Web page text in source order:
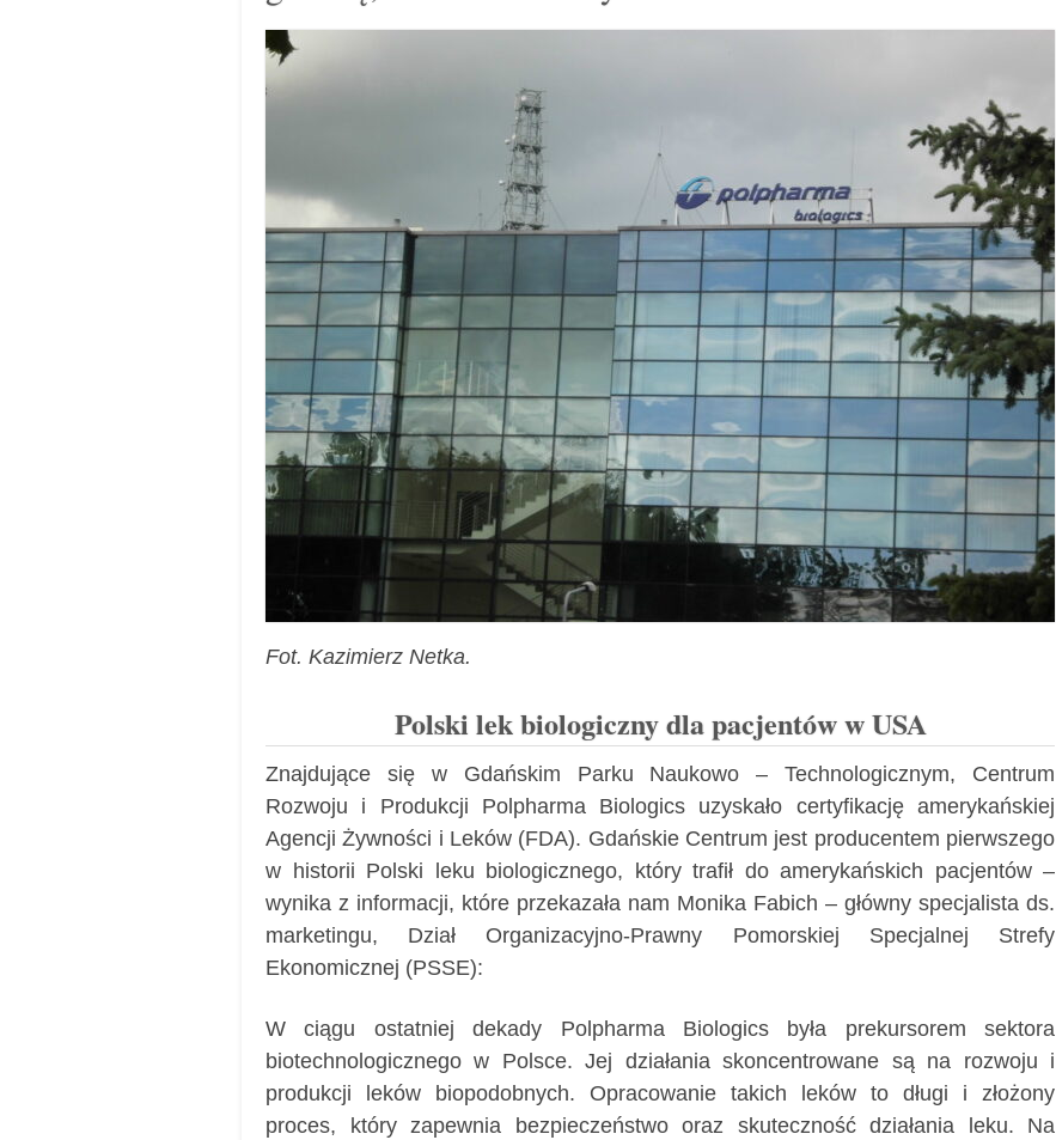
Fot. Kazimierz Netka.
Polski lek biologiczny dla pacjentów w USA
Znajdujące się w Gdańskim Parku Naukowo – Technologicznym, Centrum
Rozwoju i Produkcji Polpharma Biologics uzyskało certyfikację amerykańskiej
Agencji Żywności i Leków (FDA). Gdańskie Centrum jest producentem pierwszego
w historii Polski leku biologicznego, który trafił do amerykańskich pacjentów –
wynika z informacji, które przekazała nam Monika Fabich – główny specjalista ds.
marketingu, Dział Organizacyjno-Prawny Pomorskiej Specjalnej Strefy
Ekonomicznej (PSSE):
W ciągu ostatniej dekady Polpharma Biologics była prekursorem sektora
biotechnologicznego w Polsce. Jej działania skoncentrowane są na rozwoju i
produkcji leków biopodobnych. Opracowanie takich leków to długi i złożony
proces, który zapewnia bezpieczeństwo oraz skuteczność działania leku. Na